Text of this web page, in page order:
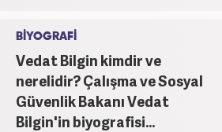
BİYOGRAFİ
Vedat Bilgin kimdir ve
nerelidir? Çalışma ve Sosyal
Güvenlik Bakanı Vedat
Bilgin'in biyografisi...